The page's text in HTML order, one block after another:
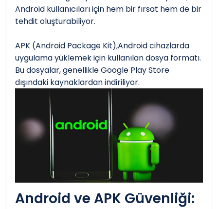
Android kullanıcıları için hem bir fırsat hem de bir
tehdit oluşturabiliyor.
APK (Android Package Kit),Android cihazlarda
uygulama yüklemek için kullanılan dosya formatı.
Bu dosyalar, genellikle Google Play Store
dışındaki kaynaklardan indiriliyor.
Android ve APK Güvenliği: